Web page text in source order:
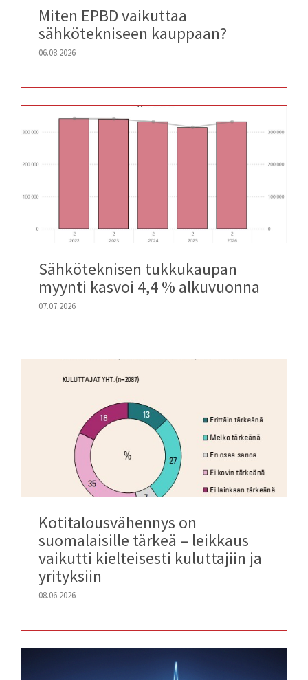
Miten EPBD vaikuttaa
sähkötekniseen kauppaan?
06.08.2026
Sähköteknisen tukkukaupan
myynti kasvoi 4,4 % alkuvuonna
07.07.2026
Kotitalousvähennys on
suomalaisille tärkeä – leikkaus
vaikutti kielteisesti kuluttajiin ja
yrityksiin
08.06.2026